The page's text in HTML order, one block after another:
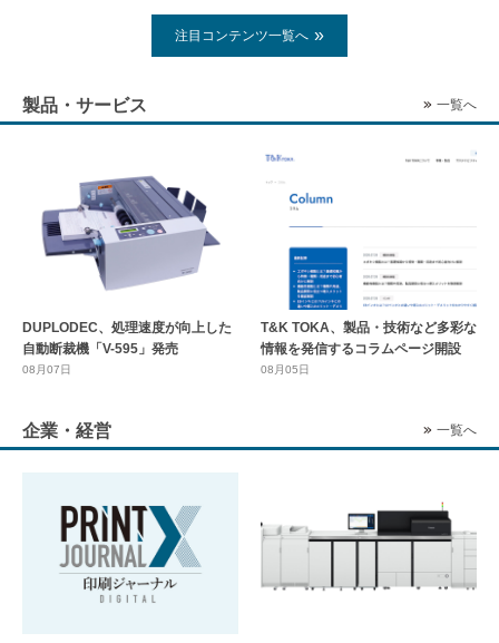
注目コンテンツ一覧へ
製品・サービス 一覧へ
DUPLODEC、処理速度が向上した
自動断裁機「V-595」発売
08月07日
T&K TOKA、製品・技術など多彩な
情報を発信するコラムページ開設
08月05日
企業・経営 一覧へ